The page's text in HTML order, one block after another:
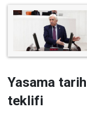
Yasama
teklifi